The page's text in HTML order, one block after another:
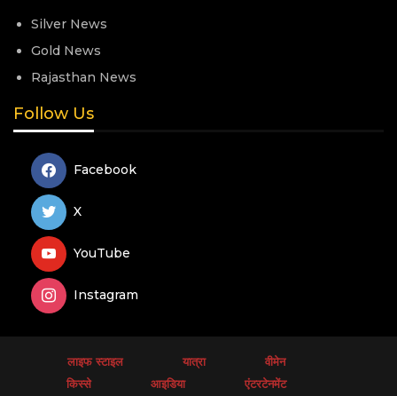
Silver News
Gold News
Rajasthan News
Follow Us
Facebook
X
YouTube
Instagram
लाइफ स्टाइल यात्रा
वीमेन
किस्से
आइडिया एंटरटेनमेंट